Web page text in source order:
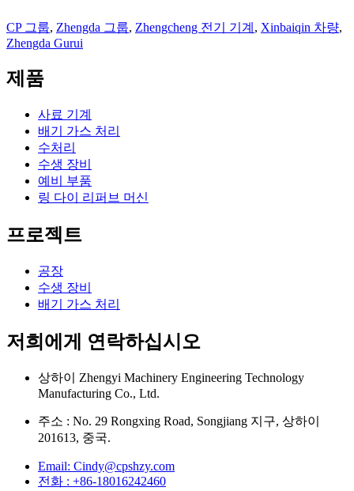
CP 그룹, Zhengda 그룹, Zhengcheng 전기 기계 , Xinbaiqin 차량,
Zhengda Gurui
제품
사료 기계
배기 가스 처리
수처리
수생 장비
예비 부품
링 다이 리퍼브 머신
프로젝트
공장
수생 장비
배기 가스 처리
저희에게 연락하십시오
상하이 Zhengyi Machinery Engineering Technology
Manufacturing Co., Ltd.
주소 : No. 29 Rongxing Road, Songjiang 지구, 상하이
201613, 중국.
Email: Cindy@cpshzy.com
전화 : +86-18016242460